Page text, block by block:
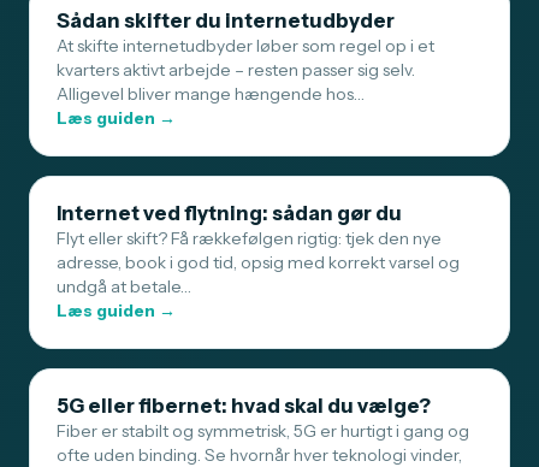
Sådan skifter du internetudbyder
At skifte internetudbyder løber som regel op i et
kvarters aktivt arbejde – resten passer sig selv.
Alligevel bliver mange hængende hos…
Læs guiden →
Internet ved flytning: sådan gør du
Flyt eller skift? Få rækkefølgen rigtig: tjek den nye
adresse, book i god tid, opsig med korrekt varsel og
undgå at betale…
Læs guiden →
5G eller fibernet: hvad skal du vælge?
Fiber er stabilt og symmetrisk, 5G er hurtigt i gang og
ofte uden binding. Se hvornår hver teknologi vinder,